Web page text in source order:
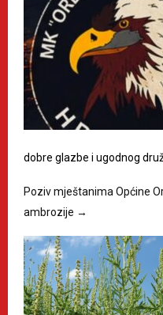
dobre glazbe i ugodnog
Poziv mještanima Općine
ambrozije →